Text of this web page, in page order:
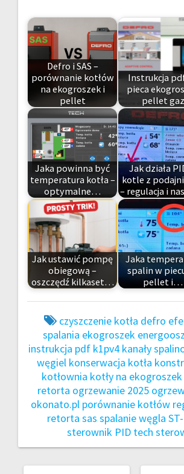
Defro i SAS –
porównanie kotłów
na ekogroszek i
pellet
Instrukcja
pieca
pellet gaz
Jaka powinna być
temperatura kotła –
optymalne…
Jak działa
kotle z
– regulacja i
Jak ustawić pompę
obiegową –
oszczędź kilkaset…
Jaka
spalin w
pellet i…
czyszczenie kotła defro
spalania ekogroszek
instrukcja pdf k1pv4 kanały
węgiel konserwacja kotła
kotłownia kotły na ekogroszek
retorta ogrzewanie 2025
okonato.pl porównanie kotłów
retorta sas spalanie węgla
sterownik PID tech